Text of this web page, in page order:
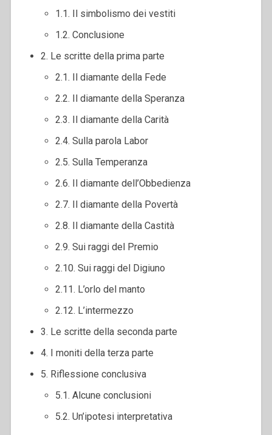
1.1. Il simbolismo dei vestiti
1.2. Conclusione
2. Le scritte della prima parte
2.1. Il diamante della Fede
2.2. Il diamante della Speranza
2.3. Il diamante della Carità
2.4. Sulla parola Labor
2.5. Sulla Temperanza
2.6. Il diamante dell’Obbedienza
2.7. Il diamante della Povertà
2.8. Il diamante della Castità
2.9. Sui raggi del Premio
2.10. Sui raggi del Digiuno
2.11. L’orlo del manto
2.12. L’intermezzo
3. Le scritte della seconda parte
4. I moniti della terza parte
5. Riflessione conclusiva
5.1. Alcune conclusioni
5.2. Un’ipotesi interpretativa